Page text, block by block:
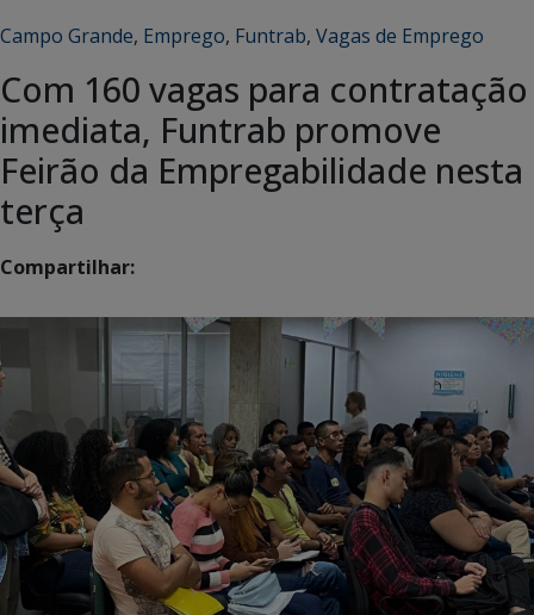
Campo Grande, Emprego, Funtrab, Vagas de Emprego
Com 160 vagas para contratação
imediata, Funtrab promove
Feirão da Empregabilidade nesta
terça
Compartilhar: